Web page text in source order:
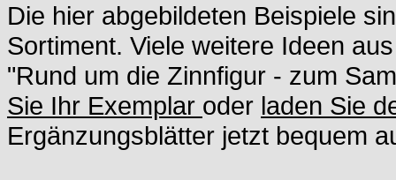
Die hier abgebildeten Beispiele
Sortiment. Viele weitere Ideen
"Rund um die Zinnfigur - zum
Sie Ihr Exemplar oder laden Sie
Ergänzungsblätter jetzt bequem